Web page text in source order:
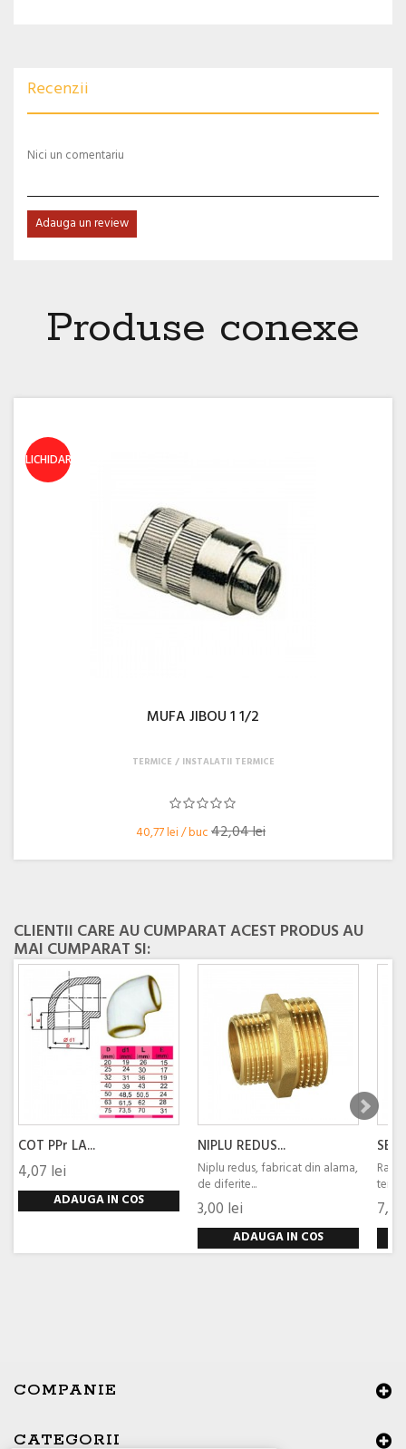
Recenzii
Nici un comentariu
Adauga un review
Produse conexe
LICHIDARE!
MUFA JIBOU 1 1/2
40,77 lei / buc42,04 lei
TERMICE INSTALATII TERMICE
CLIENTII CARE AU CUMPARAT ACEST PRODUS AU
MAI CUMPARAT SI:
COT PPr LA...
4,07 lei
ADAUGA IN COS
NIPLU REDUS...
Niplu redus, fabricat din alama,
de diferite...
3,00 lei
ADAUGA IN COS
COMPANIE
CATEGORII